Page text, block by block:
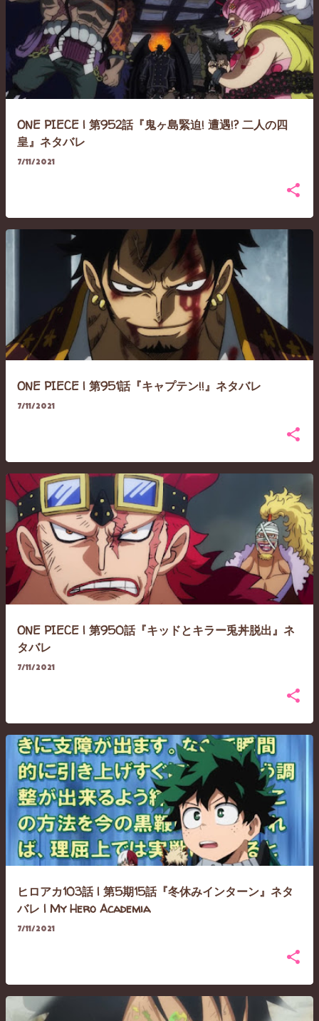
ONE PIECE | 第952話『鬼ヶ島緊迫! 遭遇!? 二人の四
皇』ネタバレ
7/11/2021
ONE PIECE | 第951話『キャプテン!!』ネタバレ
7/11/2021
ONE PIECE | 第950話『キッドとキラー兎丼脱出』ネ
タバレ
7/11/2021
ヒロアカ103話 | 第5期15話『冬休みインターン』ネタ
バレ | My Hero Academia
7/11/2021